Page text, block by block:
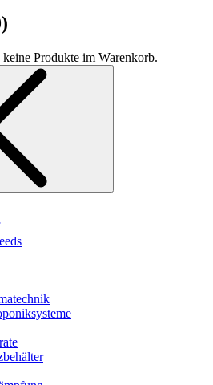
)
Produkte im Warenkorb.